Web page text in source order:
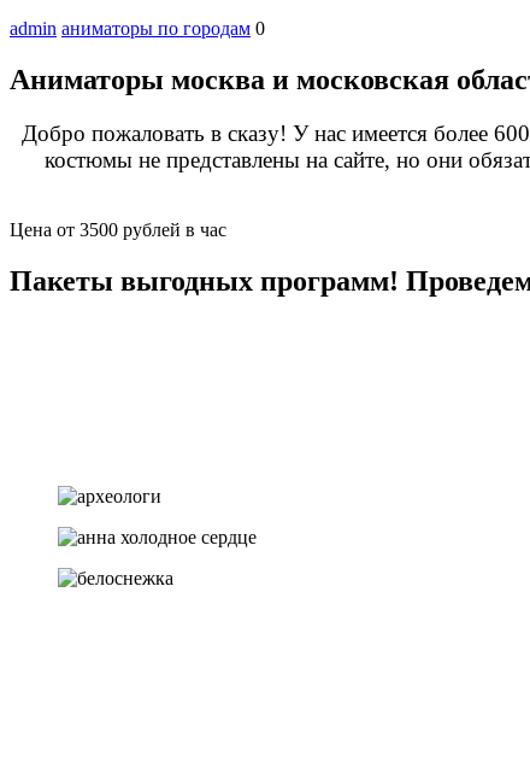
admin аниматоры по городам 0
Аниматоры москва и московская
Добро пожаловать в сказу! У нас имеется более
костюмы не представлены на сайте, но они
Цена от 3500 рублей в час
Пакеты выгодных программ!